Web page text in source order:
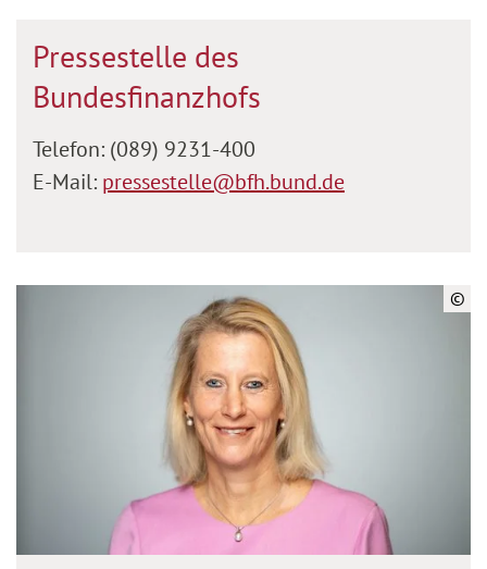
Pressestelle des
Bundesfinanzhofs
Telefon: (089) 9231-400
E-Mail: pressestelle@bfh.bund.de
©